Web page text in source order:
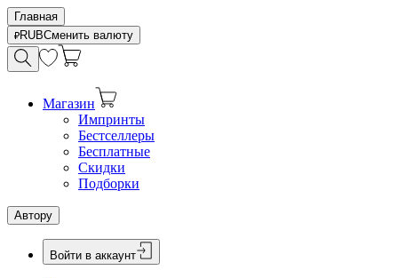
Главная
RUBСменить валюту
Магазин
Импринты
Бестселлеры
Бесплатные
Скидки
Подборки
Автору
Войти в аккаунт